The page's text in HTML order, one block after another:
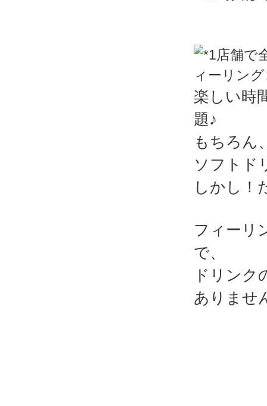
楽しい時
題♪
もちろん
ソフトド
しかし！
フィーリ
で、
ドリンク
ありませ